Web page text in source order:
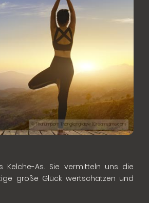
© Thanumporn Thongkongkaew | Dreamstime.com
As. Sie vermitteln uns die
große Glück wertschätzen und